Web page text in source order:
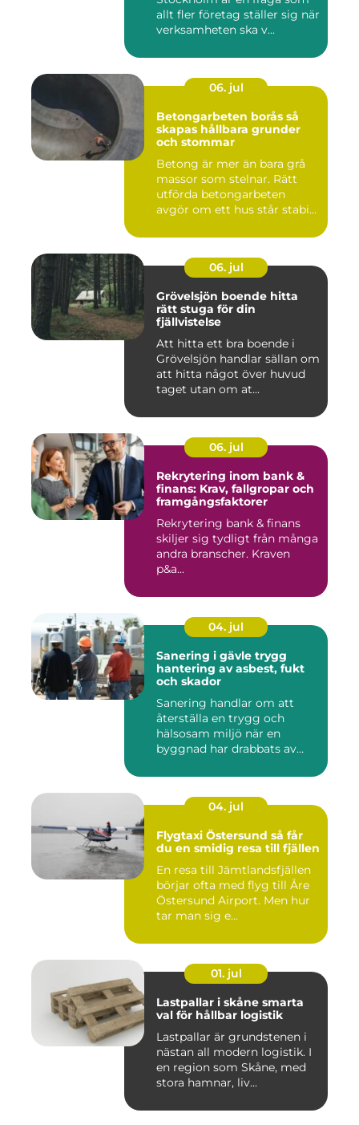
allt fler företag ställer sig när
verksamheten ska v...
06. jul
Betongarbeten borås så
skapas hållbara grunder
och stommar
Betong är mer än bara grå
massor som stelnar. Rätt
utförda betongarbeten
avgör om ett hus står stabi...
06. jul
Grövelsjön boende hitta
rätt stuga för din
fjällvistelse
Att hitta ett bra boende i
Grövelsjön handlar sällan om
att hitta något över huvud
taget utan om at...
06. jul
Rekrytering inom bank &
finans: Krav, fallgropar och
framgångsfaktorer
Rekrytering bank & finans
skiljer sig tydligt från många
andra branscher. Kraven
p&a...
04. jul
Sanering i gävle trygg
hantering av asbest, fukt
och skador
Sanering handlar om att
återställa en trygg och
hälsosam miljö när en
byggnad har drabbats av
04. jul
Flygtaxi Östersund så får
du en smidig resa till fjällen
En resa till Jämtlandsfjällen
börjar ofta med flyg till Åre
Östersund Airport. Men hur
tar man sig e...
01. jul
Lastpallar i skåne smarta
val för hållbar logistik
Lastpallar är grundstenen i
nästan all modern logistik. I
en region som Skåne, med
stora hamnar, liv...